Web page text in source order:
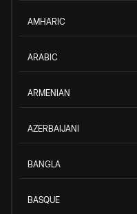
AMHARIC
ARABIC
ARMENIAN
AZERBAIJANI
BANGLA
BASQUE